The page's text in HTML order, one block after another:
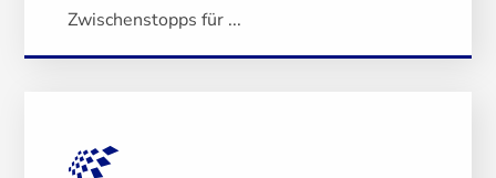
Zwischenstopps für ...